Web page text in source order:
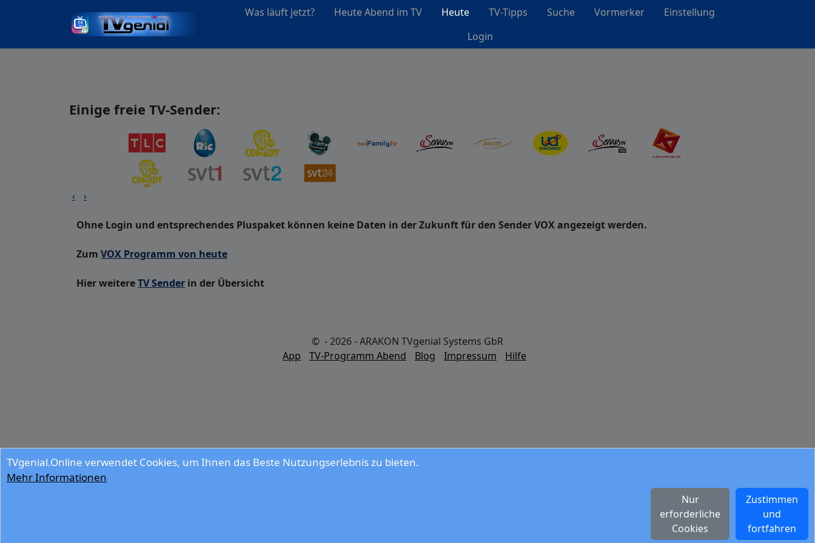
Was läuft jetzt? Heute Abend im TV Heute TV-Tipps Suche Vormerker
Einstellung
Login
TVgenial.Online verwendet Cookies, um Ihnen das Beste Nutzungserlebnis zu bieten.
Mehr Informationen
Zustimmen
und
fortfahren
Nur
erforderliche
Cookies
Einige freie TV-Sender:
‹ ›
Ohne Login und entsprechendes Pluspaket können keine Daten in der Zukunft für den Sender VOX angezeigt werden.
Zum VOX Programm von heute
Hier weitereTV Sender in der Übersicht
© - 2026 - ARAKON TVgenial Systems GbR
App
TV-Programm Abend Blog Impressum Hilfe